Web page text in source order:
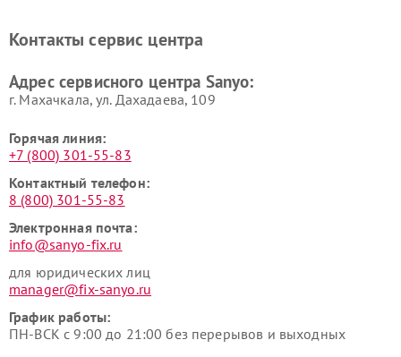
Контакты сервис центра
Адрес сервисного центра Sanyo:
г. Махачкала, ул. Дахадаева, 109
Горячая линия:
+7 (800) 301-55-83
Контактный телефон:
8 (800) 301-55-83
Электронная почта:
info@sanyo-fix.ru
для юридических лиц
manager@fix-sanyo.ru
График работы:
ПН-ВСК с 9:00 до 21:00 без перерывов и выходных